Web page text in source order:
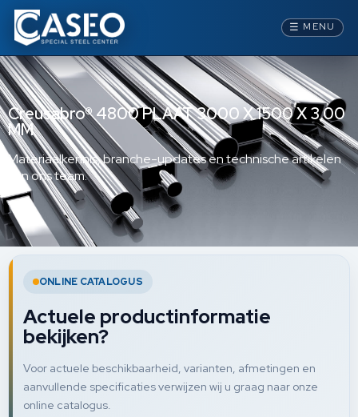
☰ MENU
Creusabro® 4800 PLAAT 3000 X 1500 X 3,00
MM
Materiaalkennis, branche-updates en technische artikelen
van ons team.
ONLINE CATALOGUS
Actuele productinformatie
bekijken?
Voor actuele beschikbaarheid, varianten, afmetingen en
aanvullende specificaties verwijzen wij u graag naar onze
online catalogus.